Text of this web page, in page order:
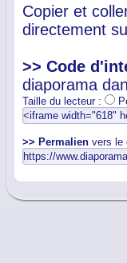
Copier et
directement
>> Code
diaporama
Taille du lecteur :
>> Permalien vers le